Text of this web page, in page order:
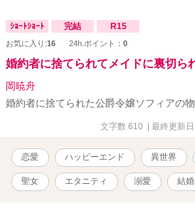
ｼｮｰﾄｼｮｰﾄ 完結 R15
お気に入り:16 24h.ポイント： 0
婚約者に捨てられてメイドに裏切ら
岡暁舟
婚約者に捨てられた公爵令嬢ソフィアの物
文字数 610 | 最終更新
恋愛 ハッピーエンド 異世界
聖女 エタニティ 溺愛 結婚